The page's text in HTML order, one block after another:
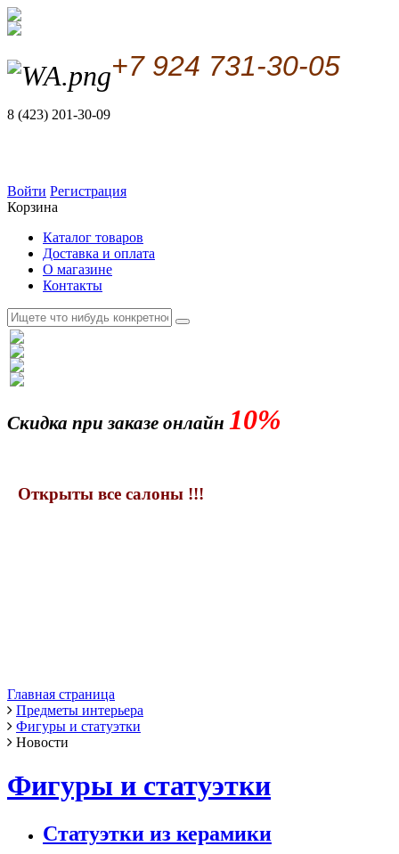
+7 924 731-30-05
8 (423) 201-30-09
Войти Регистрация
Корзина
Каталог товаров
Доставка и оплата
О магазине
Контакты
Скидка при заказе онлайн 10%
Открыты все салоны !!!
Главная страница
Предметы интерьера
Фигуры и статуэтки
Новости
Фигуры и статуэтки
Статуэтки из керамики